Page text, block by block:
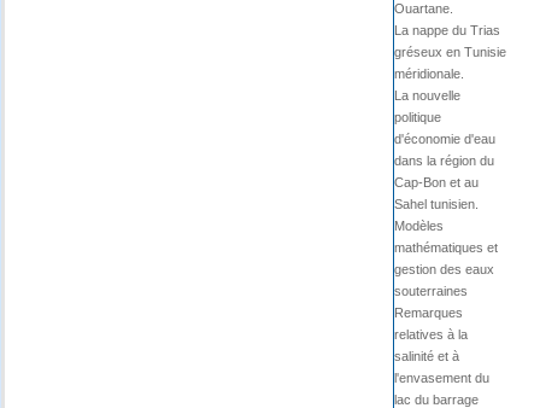
Ouartane.
La nappe du Trias
gréseux en Tunisie
méridionale.
La nouvelle
politique
d'économie d'eau
dans la région du
Cap-Bon et au
Sahel tunisien.
Modèles
mathématiques et
gestion des eaux
souterraines
Remarques
relatives à la
salinité et à
l'envasement du
lac du barrage